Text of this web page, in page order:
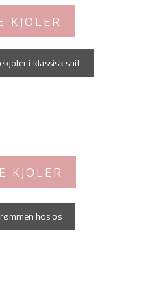
KJOLER​
i klassisk snit
KJOLER​
hos os